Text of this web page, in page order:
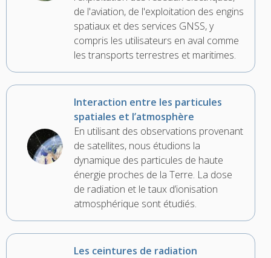
de l'aviation, de l'exploitation des engins
spatiaux et des services GNSS, y
compris les utilisateurs en aval comme
les transports terrestres et maritimes.
Interaction entre les particules
spatiales et l’atmosphère
En utilisant des observations provenant
de satellites, nous étudions la
dynamique des particules de haute
énergie proches de la Terre. La dose
de radiation et le taux d’ionisation
atmosphérique sont étudiés.
Les ceintures de radiation